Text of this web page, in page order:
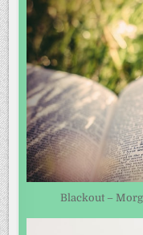
Blackout –